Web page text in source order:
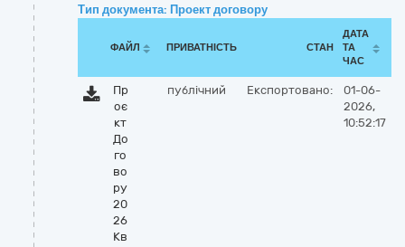
Тип документа: Проект договору
ФАЙЛ ПРИВАТНІСТЬ СТАН
ДАТА
ТА
ЧАС
Пр
оє
кт
До
го
во
ру
20
26
Кв
публічний Експортовано:
01-06-
2026,
10:52:17